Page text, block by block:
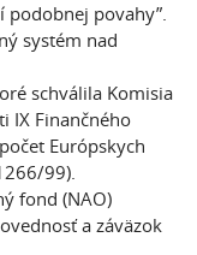
podobnej povahy”.
systém nad
schválila Komisia
IX Finančného
Európskych
99).
fond (NAO)
a záväzok